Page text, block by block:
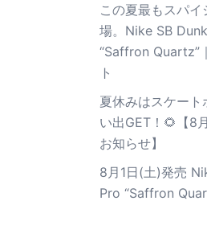
この夏最もスパ
場。Nike SB
“Saffron Quartz”
ト
夏休みはスケー
い出GET！🌻【8
お知らせ】
8月1日(土)発売
Pro “Saffron